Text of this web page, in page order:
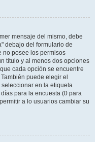
mensaje del mismo, debe
debajo del formulario de
no posee los permisos
título y al menos dos opciones
cada opción se encuentre
puede elegir el
en la etiqueta
para la encuesta (0 para
a lo usuarios cambiar su